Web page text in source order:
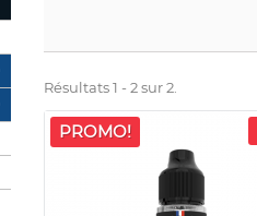
Résultats 1 - 2 sur 2.
PROMO!